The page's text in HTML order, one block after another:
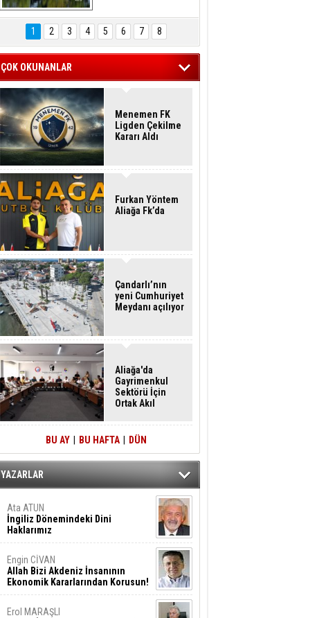
Hasan Eser'in
Objektifinden
1 2 3 4 5 6 7 8
ÇOK OKUNANLAR
Menemen FK
Ligden Çekilme
Kararı Aldı
Furkan Yöntem
Aliağa Fk’da
Çandarlı’nın
yeni Cumhuriyet
Meydanı açılıyor
Aliağa'da
Gayrimenkul
Sektörü İçin
Ortak Akıl
BU AY BU HAFTA DÜN
YAZARLAR
Ata ATUN
İngiliz Dönemindeki Dini
Haklarımız
Engin CİVAN
Allah Bizi Akdeniz İnsanının
Ekonomik Kararlarından Korusun!
Erol MARAŞLI